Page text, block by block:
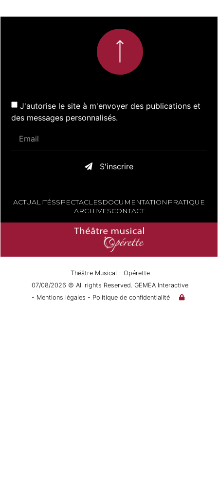
J'autorise le site à m'envoyer des publications et
des messages personnalisés.
S'inscrire
ACTUALITÉSSPECTACLESDOCUMENTATION PRATIQUE
ARCHIVESCONTACT
Théâtre Musical - Opérette
07/08/2026 © All rights Reserved. GEMEA Interactive
- Mentions légales - Politique de confidentialité